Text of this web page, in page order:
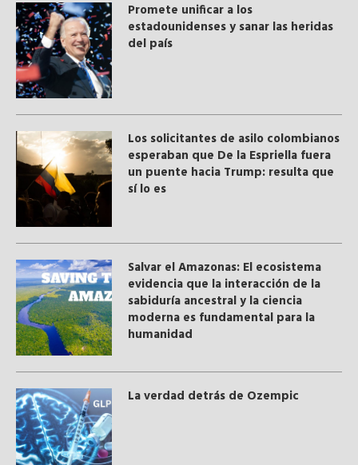
Promete unificar a los
estadounidenses y sanar las heridas
del país
Los solicitantes de asilo colombianos
esperaban que De la Espriella fuera
un puente hacia Trump: resulta que
sí lo es
Salvar el Amazonas: El ecosistema
evidencia que la interacción de la
sabiduría ancestral y ​la ciencia
moderna​ es fundamental para la
humanidad
La verdad detrás de Ozempic